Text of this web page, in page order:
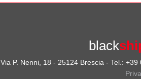
black
Via P. Nenni, 18 - 25124 Brescia - Tel.: